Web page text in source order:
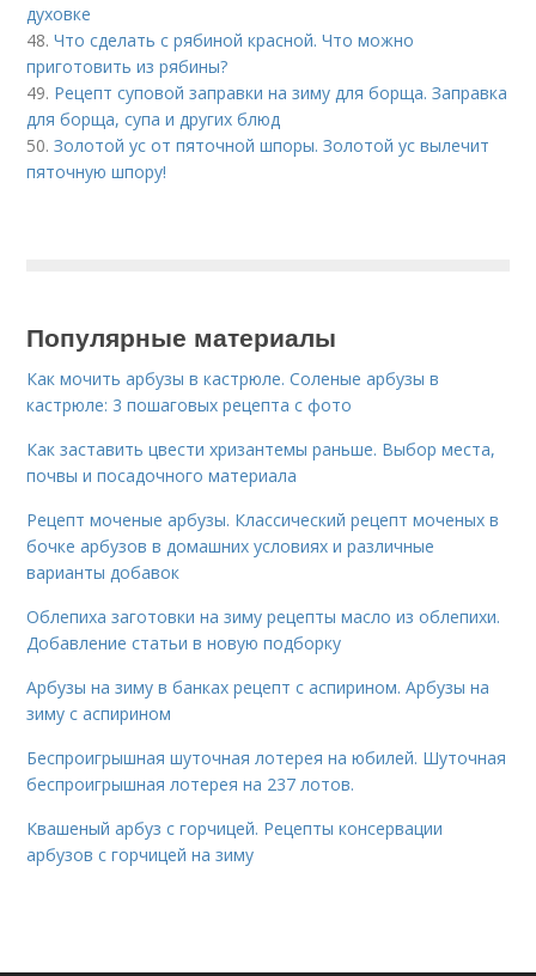
духовке
48.Что сделать с рябиной красной. Что можно
приготовить из рябины?
49. Рецепт суповой заправки на зиму для борща. Заправка
для борща, супа и других блюд
50.Золотой ус от пяточной шпоры. Золотой ус вылечит
пяточную шпору!
Популярные материалы
Как мочить арбузы в кастрюле. Соленые арбузы в
кастрюле: 3 пошаговых рецепта с фото
Как заставить цвести хризантемы раньше. Выбор места,
почвы и посадочного материала
Рецепт моченые арбузы. Классический рецепт моченых в
бочке арбузов в домашних условиях и различные
варианты добавок
Облепиха заготовки на зиму рецепты масло из облепихи.
Добавление статьи в новую подборку
Арбузы на зиму в банках рецепт с аспирином. Арбузы на
зиму с аспирином
Беспроигрышная шуточная лотерея на юбилей. Шуточная
беспроигрышная лотерея на 237 лотов.
Квашеный арбуз с горчицей. Рецепты консервации
арбузов с горчицей на зиму